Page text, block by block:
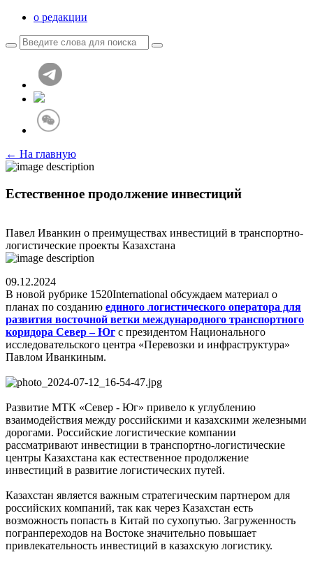
о редакции
← На главную
Естественное продолжение инвестиций
Павел Иванкин о преимуществах инвестиций в транспортно-
логистические проекты Казахстана
09.12.2024
В новой рубрике 1520International обсуждаем материал о
планах по созданию единого логистического оператора для
развития восточной ветки международного транспортного
коридора Север – Юг с президентом Национального
исследовательского центра «Перевозки и инфраструктура»
Павлом Иванкиным.
Развитие МТК «Север - Юг» привело к углублению
взаимодействия между российскими и казахскими железными
дорогами. Российские логистические компании
рассматривают инвестиции в транспортно-логистические
центры Казахстана как естественное продолжение
инвестиций в развитие логистических путей.
Казахстан является важным стратегическим партнером для
российских компаний, так как через Казахстан есть
возможность попасть в Китай по сухопутью. Загруженность
погранпереходов на Востоке значительно повышает
привлекательность инвестиций в казахскую логистику.